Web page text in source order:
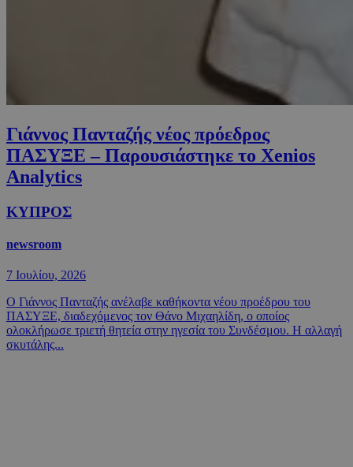
Γιάννος Πανταζής νέος πρόεδρος
ΠΑΣΥΞΕ – Παρουσιάστηκε το Xenios
Analytics
ΚΥΠΡΟΣ
newsroom
7 Ιουλίου, 2026
Ο Γιάννος Πανταζής ανέλαβε καθήκοντα νέου προέδρου του
ΠΑΣΥΞΕ, διαδεχόμενος τον Θάνο Μιχαηλίδη, ο οποίος
ολοκλήρωσε τριετή θητεία στην ηγεσία του Συνδέσμου. Η αλλαγή
σκυτάλης...